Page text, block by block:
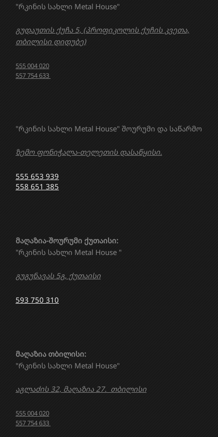
"რკინის სახლი Metal House" შოურუმი და საწარმო
ზემო ფონიჭალა-თელეთის დასაწყისი.
555 653 939
558 651 385
მაღაზია თბილისი:
"რკინის სახლი Metal House"
აგლაძის 32, მაღაზია 27. თბილისი
555 004 020
557 754 633
მაღაზია-შოურუმი ქუთაისი:
"რკინის სახლი Metal House "
გუგუნავას 5გ, ქუთაისი
593 750 310
"რკინის სახლი Metal House"
გუდაუთის ქუჩა 5, (პროფიკოლის ქუჩის კვეთა,
თბილისი დიდუბე)
555 004 020
557 754 633